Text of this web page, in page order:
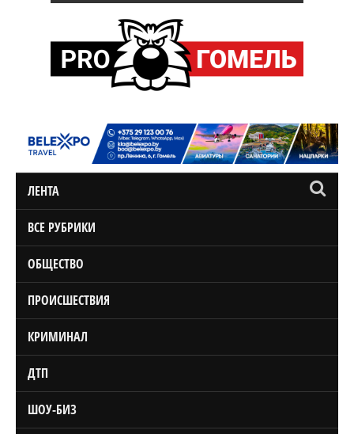
ЛЕНТА
ВСЕ РУБРИКИ
ОБЩЕСТВО
ПРОИСШЕСТВИЯ
КРИМИНАЛ
ДТП
ШОУ-БИЗ